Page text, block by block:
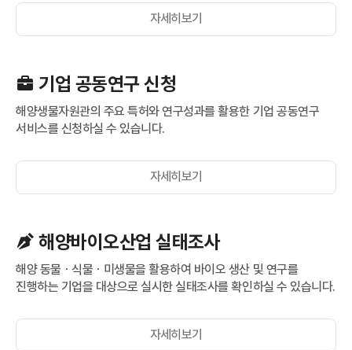
자세히보기
기업 공동연구 신청
해양생물자원관의 주요 특허와 연구성과를 활용한 기업 공동연구
서비스를 신청하실 수 있습니다.
자세히보기
해양바이오산업 실태조사
해양 동물ㆍ식물ㆍ미생물을 활용하여 바이오 생산 및 연구를
진행하는 기업을 대상으로 실시한 실태조사를 확인하실 수 있습니다.
자세히보기